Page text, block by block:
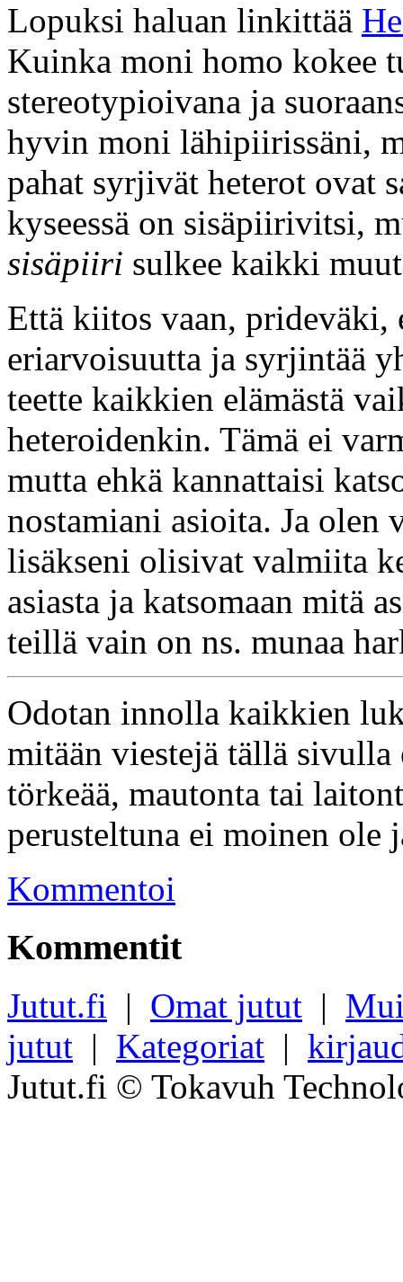
Lopuksi haluan linkittää
Kuinka moni homo kokee
stereotypioivana ja
hyvin moni lähipiirissäni,
pahat syrjivät heterot ovat
kyseessä on sisäpiirivitsi,
sisäpiiri sulkee kaikki
Että kiitos vaan, prideväki,
eriarvoisuutta ja syrjintää
teette kaikkien elämästä
heteroidenkin. Tämä ei
mutta ehkä kannattaisi
nostamiani asioita. Ja olen
lisäkseni olisivat valmiita
asiasta ja katsomaan mitä
teillä vain on ns. munaa
Odotan innolla kaikkien
mitään viestejä tällä
törkeää, mautonta tai
perusteltuna ei moinen ole
Kommentoi
Kommentit
Jutut.fi | Omat jutut |
jutut | Kategoriat |
Jutut.fi © Tokavuh